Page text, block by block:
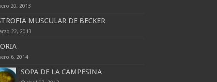
20, 2013
MUSCULAR DE BECKER
22, 2013
6, 2014
SOPA DE LA CAMPESINA